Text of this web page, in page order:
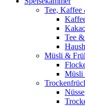
Tee,
Tee
Müsli &
Müsli
Nüsse